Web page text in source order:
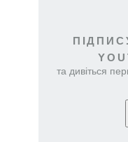
та дивіться